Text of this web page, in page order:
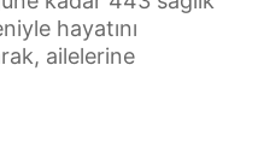
hayatını
ailelerine